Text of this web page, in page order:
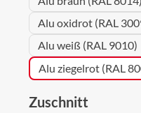
Alu oxidrot (RAL
Alu weiß (RAL 9010)
Alu ziegelrot (RAL
Zuschnitt